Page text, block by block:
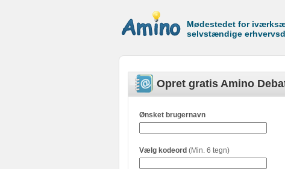
Mødestedet for
selvstændige
Opret gratis Amino
Ønsket brugernavn
Vælg kodeord (Min. 6 tegn)